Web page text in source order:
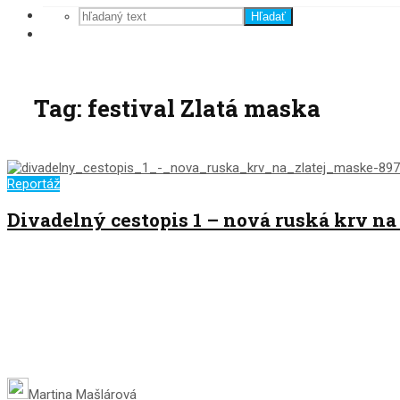
Hľadať
Tag: festival Zlatá maska
Reportáž
Divadelný cestopis 1 – nová ruská krv
Martina Mašlárová